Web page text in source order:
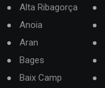
Alta Ribagorça
Anoia
Aran
Bages
Baix Camp